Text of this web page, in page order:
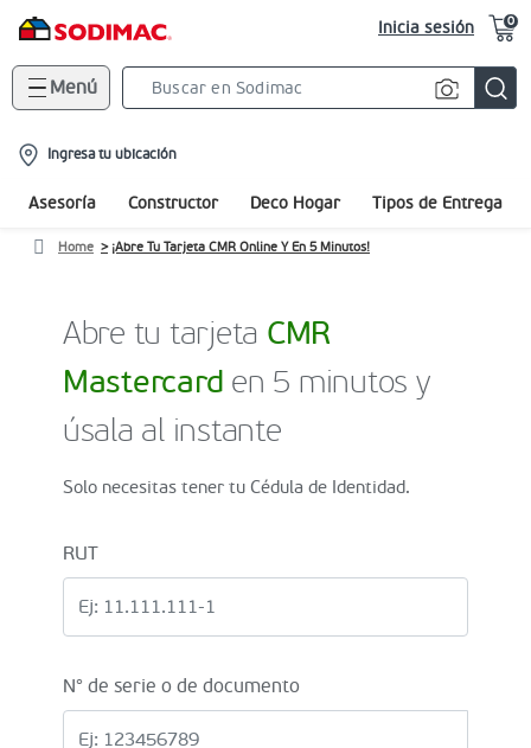
Inicia sesión 0
Menú
location-
icon
Ingresa tu ubicación
Asesoría Constructor Deco Hogar Tipos de Entrega
Home ¡Abre Tu Tarjeta CMR Online Y En 5 Minutos!
Abre tu tarjeta CMR
Mastercard en 5 minutos y
úsala al instante
Solo necesitas tener tu Cédula de Identidad.
RUT
N° de serie o de documento